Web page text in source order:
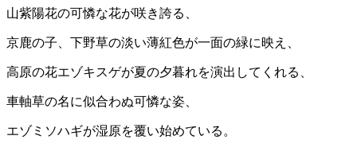
山紫陽花の可憐な花が咲き誇る、
京鹿の子、下野草の淡い薄紅色が一面の緑に映え、
高原の花エゾキスゲが夏の夕暮れを演出してくれる、
車軸草の名に似合わぬ可憐な姿、
エゾミソハギが湿原を覆い始めている。